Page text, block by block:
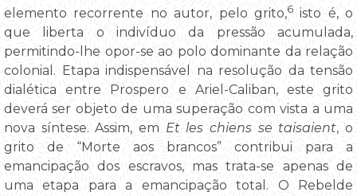
elemento recorrente no autor, pelo grito,6isto é, o
que liberta o indivíduo da pressão acumulada,
permitindo-lhe opor-se ao polo dominante da relação
colonial. Etapa indispensável na resolução da tensão
dialética entre Prospero e Ariel-Caliban, este grito
deverá ser objeto de uma superação com vista a uma
nova síntese. Assim, em Et les chiens se taisaient, o
grito de “Morte aos brancos” contribui para a
emancipação dos escravos, mas trata-se apenas de
uma etapa para a emancipação total. O Rebelde